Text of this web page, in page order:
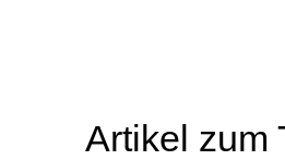
Artikel zum